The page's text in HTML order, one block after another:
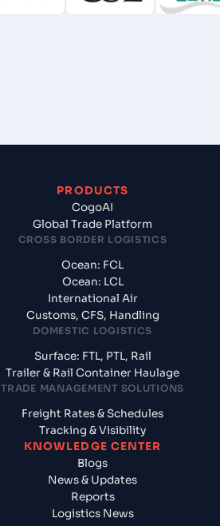
PRODUCTS
CogoAI
Global Trade Platform
CROSS BORDER LOGISTICS
Ocean: FCL
Ocean: LCL
International Air
Customs, CFS, Handling
DOMESTIC LOGISTICS
Surface: FTL, PTL, Rail
Trailer & Rail Container Haulage
TRADE MANAGEMENT SOLUTIONS
Freight Rates & Schedules
Tracking & Visibility
KNOWLEDGE CENTER
Blogs
News & Updates
Reports
Logistics News